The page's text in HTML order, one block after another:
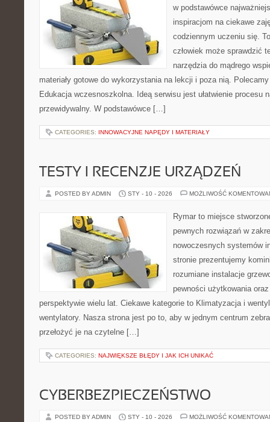
w podstawówce
inspiracjom na ciekawe
codziennym uczeniu się.
człowiek może sprawdzić
narzędzia do mądrego
materiały gotowe do wykorzystania na lekcji i poza nią.
Edukacja wczesnoszkolna. Ideą serwisu jest ułatwienie procesu
przewidywalny. W podstawówce […]
CATEGORIES: INNOWACYJNE NAPĘDY I MATERIAŁY
TESTY I RECENZJE URZĄDZEŃ
POSTED BY ADMIN STY - 10 - 2026 MOŻLIWOŚĆ
Rymar to miejsce
pewnych rozwiązań w
nowoczesnych systemów
stronie prezentujemy
rozumiane instalacje
pewności użytkowania
perspektywie wielu lat. Ciekawe kategorie to Klimatyzacja i
wentylatory. Nasza strona jest po to, aby w jednym centrum
przełożyć je na czytelne […]
CATEGORIES: NAJWIĘKSZE BŁĘDY I JAK ICH UNIKAĆ
CYBERBEZPIECZEŃSTWO
POSTED BY ADMIN STY - 10 - 2026 MOŻLIWOŚĆ